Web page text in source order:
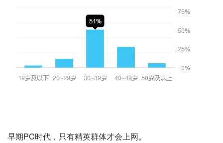
早期PC时代，只有精英群体才会上网。